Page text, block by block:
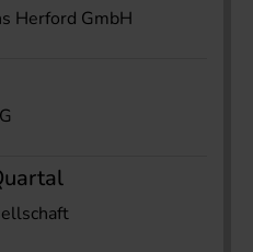
Herford GmbH